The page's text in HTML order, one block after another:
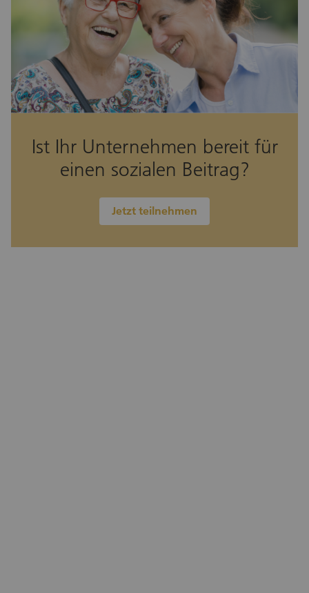
Ist Ihr Unternehmen bereit für
einen sozialen Beitrag?
Jetzt teilnehmen